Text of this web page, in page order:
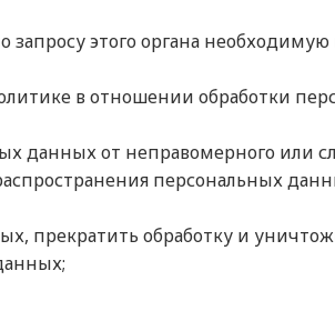
этого органа
в отношении обработки
данных от неправомерного или
персональных
прекратить обработку и